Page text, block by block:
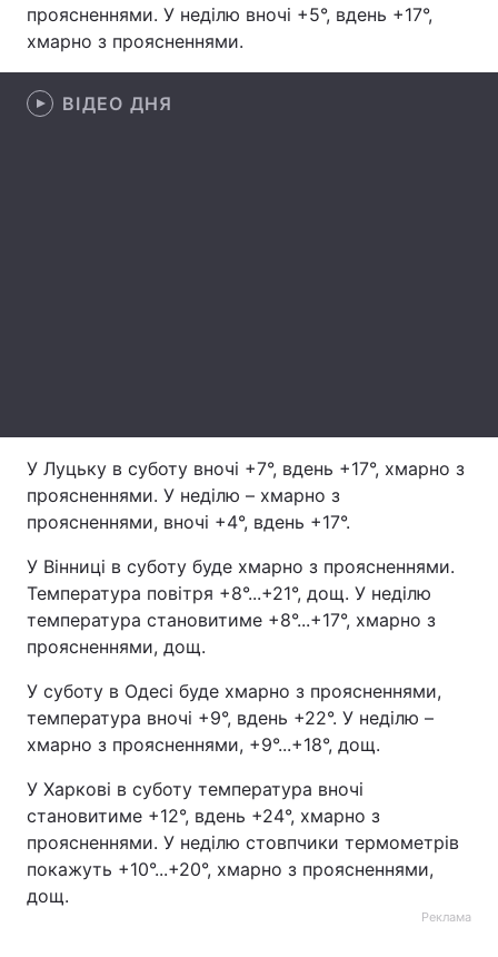
Тема оформлення
проясненнями. У неділю вночі +5°, вдень +17°,
хмарно з проясненнями.
ВІДЕО ДНЯ
У Луцьку в суботу вночі +7°, вдень +17°, хмарно з
проясненнями. У неділю – хмарно з
проясненнями, вночі +4°, вдень +17°.
У Вінниці в суботу буде хмарно з проясненнями.
Температура повітря +8°...+21°, дощ. У неділю
температура становитиме +8°...+17°, хмарно з
проясненнями, дощ.
У суботу в Одесі буде хмарно з проясненнями,
температура вночі +9°, вдень +22°. У неділю –
хмарно з проясненнями, +9°...+18°, дощ.
У Харкові в суботу температура вночі
становитиме +12°, вдень +24°, хмарно з
проясненнями. У неділю стовпчики термометрів
покажуть +10°...+20°, хмарно з проясненнями,
дощ.
Реклама